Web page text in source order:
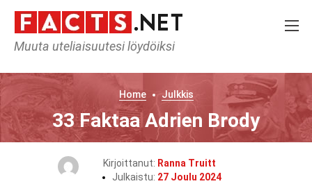
Muuta uteliaisuutesi löydöiksi
Home Julkkis
33 Faktaa Adrien Brody
Kirjoittanut: Ranna Truitt
Julkaistu: 27 Joulu 2024